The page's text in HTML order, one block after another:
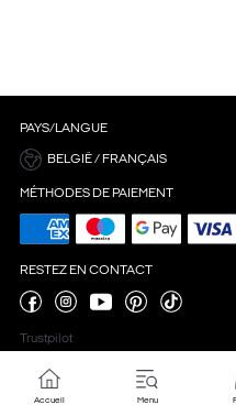
PAYS/LANGUE
BELGIË / FRANÇAIS
MÉTHODES DE PAIEMENT
RESTEZ EN CONTACT
Trustpilot
Accueil Menu